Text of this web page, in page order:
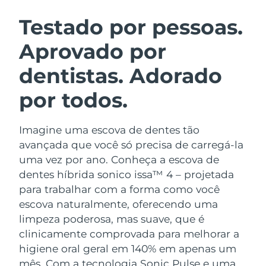
Testado por pessoas.
Aprovado por
dentistas. Adorado
por todos.
Imagine uma escova de dentes tão
avançada que você só precisa de carregá-la
uma vez por ano. Conheça a escova de
dentes híbrida sonico issa™ 4 – projetada
para trabalhar com a forma como você
escova naturalmente, oferecendo uma
limpeza poderosa, mas suave, que é
clinicamente comprovada para melhorar a
higiene oral geral em 140% em apenas um
mês. Com a tecnologia Sonic Pulse e uma
Limpeza facial
LUNA™ 4 kit
Anti-aging massage
LUNA™ 4 Plus
Massage, LED heating
LUNA™ 4 Men
For men, anti-aging massage
Lifting facial
BEAR™ 2 kit
Microcurrent toning
BEAR™ 2 go
Microcurrent toning on-the-go
BEAR™ 2 eyes & lips
Microcurrent line smoothing device
Hidratação
UFO™ 3 kit
Deep facial hydration
UFO™ 3 LED
Near-infrared and red light therapy
device
Cuidado oral
issa™ 4
Hybrid silicone sonic toothbrush
issa™ 4 plus
Smart hybrid silicone sonic toothbrush
TRATAMENTO ANTIENVELHECIMENTO
FAQ™
Antienvelhecimento Tratamentos LED
NEW
Áustria
Barein Entrega prevista
Bélgica Entrega prevista8/12/26
Bermudas
Bósnia e
Herzegovina
Entrega prevista
Brunei Entrega prevista8/17/26
Bulgária Entrega prevista
Canadá Entrega prevista
Chile Entrega prevista 8/16/26